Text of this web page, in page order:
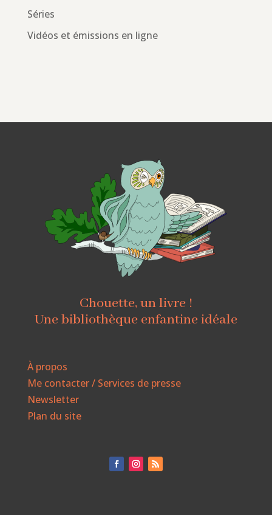
Séries
Vidéos et émissions en ligne
Chouette, un livre !
Une bibliothèque enfantine idéale
À propos
Me contacter / Services de presse
Newsletter
Plan du site